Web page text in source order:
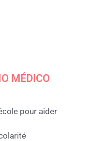
MÉDICO
pour aider